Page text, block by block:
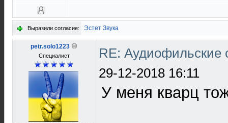
Выразили согласие: Эстет Звука
petr.solo1223
Специалист
RE:
29-12-2018 16:11
У меня кварц